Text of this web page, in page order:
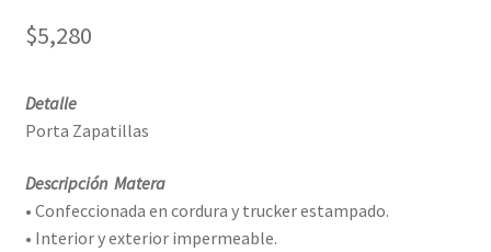
$5,280
Detalle
Porta Zapatillas
Descripción Matera
• Confeccionada en cordura y trucker estampado.
• Interior y exterior impermeable.